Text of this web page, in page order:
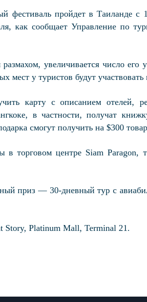
фестиваль пройдет в Таиланде с
как сообщает Управление по
увеличивается число его
мест у туристов будут
карту с описанием отелей,
в частности, получат
смогут получить на $300
торговом центре Siam Paragon,
приз — 30-дневный тур с
Story, Platinum Mall, Terminal 21.